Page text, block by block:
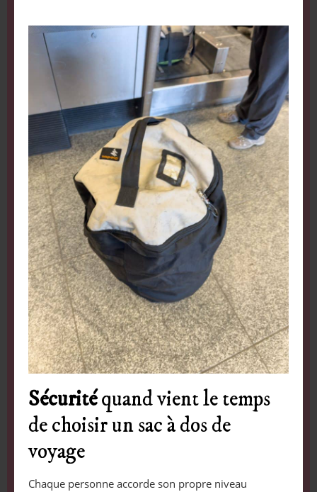
Sécuritéquand vient le temps
de choisir un sac à dos de
voyage
Chaque personne accorde son propre niveau